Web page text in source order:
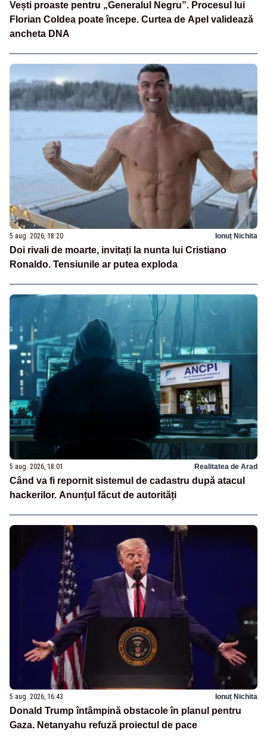
Vești proaste pentru „Generalul Negru”. Procesul lui
Florian Coldea poate începe. Curtea de Apel validează
ancheta DNA
5 aug. 2026, 18:20 Ionuț Nichita
Doi rivali de moarte, invitați la nunta lui Cristiano
Ronaldo. Tensiunile ar putea exploda
5 aug. 2026, 18:01 Realitatea de Arad
Când va fi repornit sistemul de cadastru după atacul
hackerilor. Anunțul făcut de autorități
5 aug. 2026, 16:43 Ionuț Nichita
Donald Trump întâmpină obstacole în planul pentru
Gaza. Netanyahu refuză proiectul de pace